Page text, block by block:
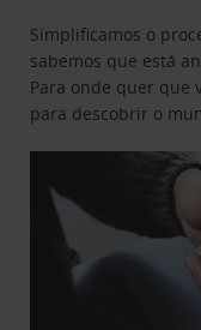
Simplificamos o
sabemos que está
Para onde quer que
para descobrir o